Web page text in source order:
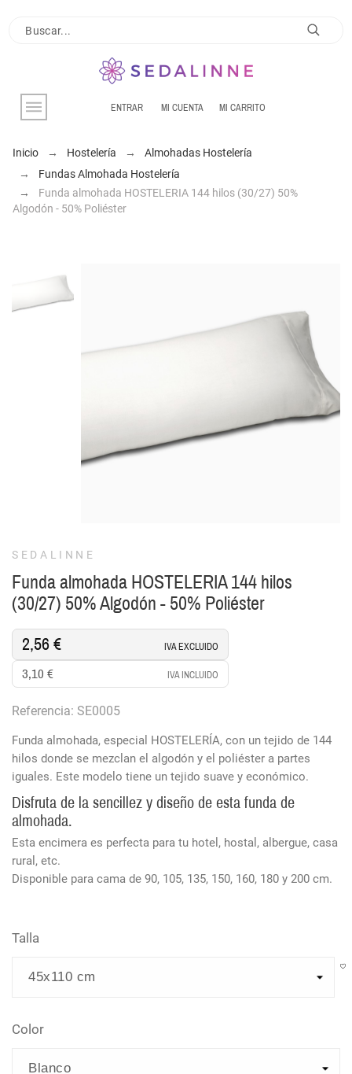
ENTRAR MI CUENTA MI CARRITO
Inicio Hostelería
Almohadas Hostelería
Fundas Almohada Hostelería
Funda almohada HOSTELERIA 144 hilos (30/27) 50%
Algodón - 50% Poliéster
SEDALINNE
Funda almohada HOSTELERIA 144 hilos
(30/27) 50% Algodón - 50% Poliéster
2,56 € IVA EXCLUIDO
3,10 € IVA INCLUIDO
Referencia: SE0005
Funda almohada, especial HOSTELERÍA, con un tejido de 144
hilos donde se mezclan el algodón y el poliéster a partes
iguales. Este modelo tiene un tejido suave y económico.
Disfruta de la sencillez y diseño de esta funda de
almohada.
Esta encimera es perfecta para tu hotel, hostal, albergue, casa
rural, etc.
Disponible para cama de 90, 105, 135, 150, 160, 180 y 200 cm.
Talla
Color